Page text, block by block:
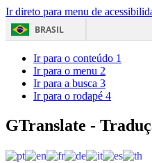
Ir direto para menu de
BRASIL
Ir para o conteúdo 1
Ir para o menu 2
Ir para a busca 3
Ir para o rodapé 4
GTranslate -